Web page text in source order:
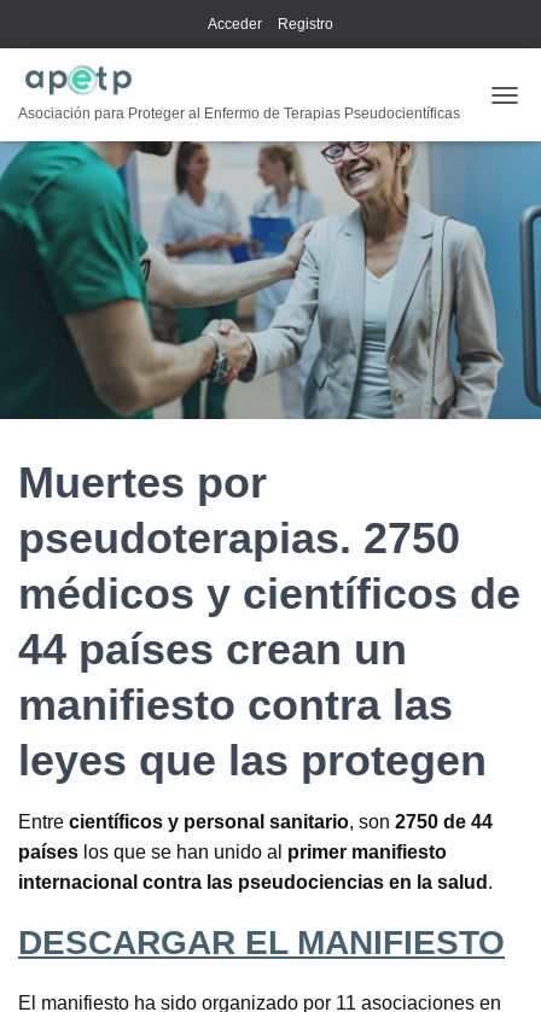
Acceder Registro
Asociación para Proteger al Enfermo de Terapias Pseudocientíficas
Muertes por
pseudoterapias. 2750
médicos y científicos de
44 países crean un
manifiesto contra las
leyes que las protegen
Entre científicos y personal sanitario, son 2750 de 44
países los que se han unido al primer manifiesto
internacional contra las pseudociencias en la salud .
DESCARGAR EL MANIFIESTO
El manifiesto ha sido organizado por 11 asociaciones en